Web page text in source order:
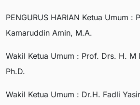
PENGURUS HARIAN Ketua Umum :
Kamaruddin Amin, M.A.
Wakil Ketua Umum : Prof. Drs. H. M
Ph.D.
Wakil Ketua Umum : Dr.H. Fadli